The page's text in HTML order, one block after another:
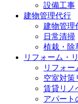
設備工事
建物管理代行
建物管理
日常清掃
植栽・除
リフォーム・
リフォー
空室対策
賃貸リノ
アパート